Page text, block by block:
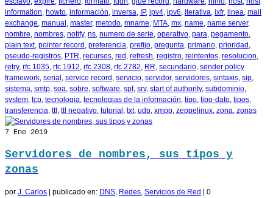
information, howto, información, inversa, IP, ipv4, ipv6, iterativa, ixfr, linea, mail
exchange, manual , master, metodo, mname, MTA, mx, name, name server,
nombre, nombres, notify, ns, numero de serie, operativo, para, pegamento,
plain text, pointer record , preferencia, prefijo, pregunta, primario, prioridad ,
pseudo-registros, PTR, recursos, red , refresh, registro, reintentos, resolucion,
retry, rfc 1035, rfc 1912, rfc 2308, rfc 2782, RR, secundario, sender policy
framework, serial , service record , servicio, servidor, servidores, sintaxis, sip,
sistema, smtp, soa, sobre, software, spf, srv, start of authority, subdominio,
system, tcp, tecnologia, tecnologias de la información, tipo, tipo-dato, tipos,
transferencia, ttl , ttl negativo, tutorial , txt, udp, xmpp, zeppelinux, zona, zonas
7 Ene 2019
Servidores de nombres, sus tipos y
zonas
por J. Carlos publicado en: DNS, Redes, Servicios de Red 0